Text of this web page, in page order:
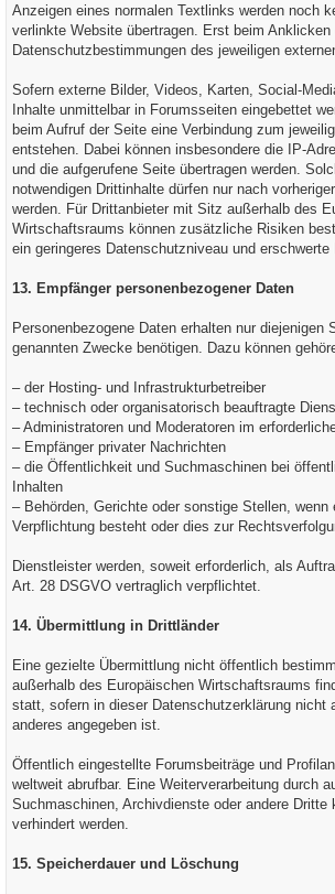
Anzeigen eines normalen Textlinks werden noch
verlinkte Website übertragen. Erst beim Anklicken
Datenschutzbestimmungen des jeweiligen
Sofern externe Bilder, Videos, Karten, Social-
Inhalte unmittelbar in Forumsseiten eingebettet
beim Aufruf der Seite eine Verbindung zum
entstehen. Dabei können insbesondere die IP-
und die aufgerufene Seite übertragen werden.
notwendigen Drittinhalte dürfen nur nach
werden. Für Drittanbieter mit Sitz außerhalb des
Wirtschaftsraums können zusätzliche Risiken
ein geringeres Datenschutzniveau und erschwerte
13. Empfänger personenbezogener Daten
Personenbezogene Daten erhalten nur diejenigen
genannten Zwecke benötigen. Dazu können
– der Hosting- und Infrastrukturbetreiber
– technisch oder organisatorisch beauftragte
– Administratoren und Moderatoren im
– Empfänger privater Nachrichten
– die Öffentlichkeit und Suchmaschinen bei
Inhalten
– Behörden, Gerichte oder sonstige Stellen, wenn
Verpflichtung besteht oder dies zur
Dienstleister werden, soweit erforderlich, als
Art. 28 DSGVO vertraglich verpflichtet.
14. Übermittlung in Drittländer
Eine gezielte Übermittlung nicht öffentlich
außerhalb des Europäischen Wirtschaftsraums
statt, sofern in dieser Datenschutzerklärung nicht
anderes angegeben ist.
Öffentlich eingestellte Forumsbeiträge und
weltweit abrufbar. Eine Weiterverarbeitung durch
Suchmaschinen, Archivdienste oder andere Dritte
verhindert werden.
15. Speicherdauer und Löschung